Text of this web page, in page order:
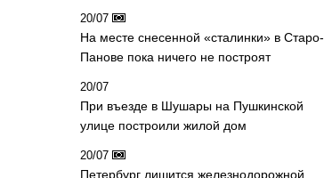
20/07
На месте снесенной «сталинки» в Старо-
Панове пока ничего не построят
20/07
При въезде в Шушары на Пушкинской
улице построили жилой дом
20/07
Петербург лишится железнодорожной